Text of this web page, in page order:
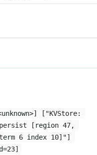
["KVStore:
[region 47,
6 index 10]"]